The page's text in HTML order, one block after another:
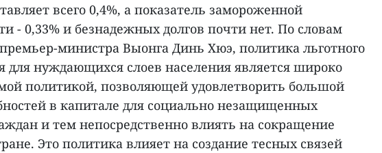
всего 0,4%, а показатель замороженной
- 0,33% и безнадежных долгов почти нет. По словам
министра Выонга Динь Хюэ, политика льготного
для нуждающихся слоев населения является широко
политикой, позволяющей удовлетворить большой
в капитале для социально незащищенных
и тем непосредственно влиять на сокращение
Это политика влияет на создание тесных связей